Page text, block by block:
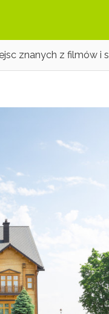
znanych z filmów i